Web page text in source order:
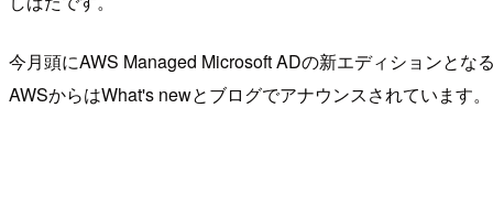
今月頭にAWS Managed Microsoft ADの新エディションとな
AWSからはWhat's newとブログでアナウンスされています。